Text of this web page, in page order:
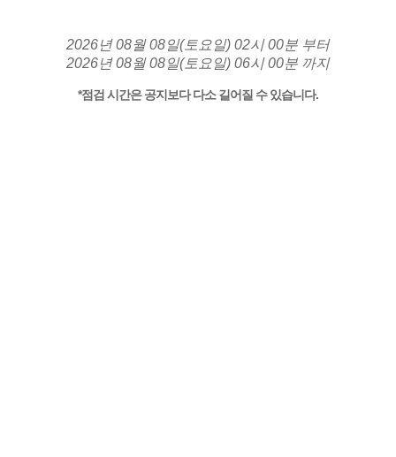
2026년 08월 08일(토요일) 02시 00분 부터
2026년 08월 08일(토요일) 06시 00분 까지
*점검 시간은 공지보다 다소 길어질 수 있습니다.